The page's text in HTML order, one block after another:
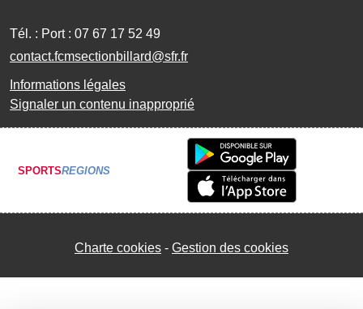
Tél. : Port : 07 67 17 52 49
contact.fcmsectionbillard@sfr.fr
Informations légales
Signaler un contenu inapproprié
SPORTSREGIONS
Charte cookies Gestion des cookies